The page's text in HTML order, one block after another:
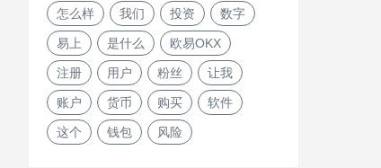
怎么样 我们 投资 数字
易上 是什么 欧易OKX
注册 用户 粉丝 让我
账户 货币 购买 软件
这个 钱包 风险